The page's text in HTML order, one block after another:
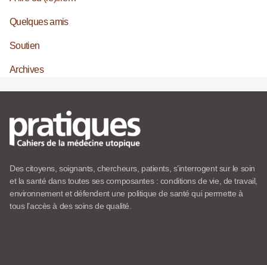
Quelques amis
Soutien
Archives
Des citoyens, soignants, chercheurs, patients, s’interrogent sur le soin
et la santé dans toutes ses composantes : conditions de vie, de travail,
environnement et défendent une politique de santé qui permette à
tous l’accès à des soins de qualité.